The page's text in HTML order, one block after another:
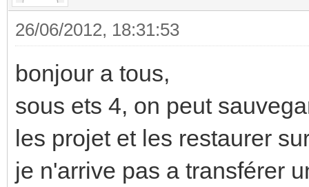
26/06/2012, 18:31:53
bonjour a tous,
sous ets 4, on peut
les projet et les restaurer
je n'arrive pas a transférer